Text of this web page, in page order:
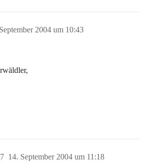
2004 um 10:43
14. September 2004 um 11:18
7